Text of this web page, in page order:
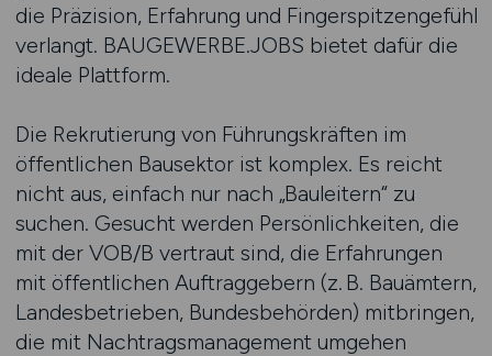
die Präzision, Erfahrung und Fingerspitzengefühl
verlangt. BAUGEWERBE.JOBS bietet dafür die
ideale Plattform.
Die Rekrutierung von Führungskräften im
öffentlichen Bausektor ist komplex. Es reicht
nicht aus, einfach nur nach „Bauleitern“ zu
suchen. Gesucht werden Persönlichkeiten, die
mit der VOB/B vertraut sind, die Erfahrungen
mit öffentlichen Auftraggebern (z. B. Bauämtern,
Landesbetrieben, Bundesbehörden) mitbringen,
die mit Nachtragsmanagement umgehen